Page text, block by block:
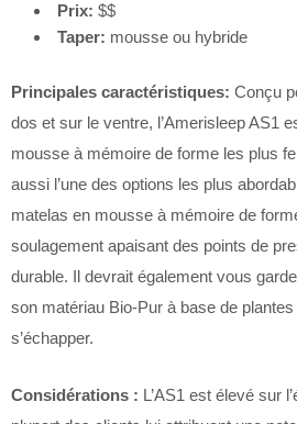
Prix: $$
Taper: mousse ou hybride
Principales caractéristiques: Conçu
dos et sur le ventre, l’Amerisleep AS1
mousse à mémoire de forme les plus
aussi l’une des options les plus
matelas en mousse à mémoire de
soulagement apaisant des points de
durable. Il devrait également vous
son matériau Bio-Pur à base de plantes
s’échapper.
Considérations : L’AS1 est élevé sur